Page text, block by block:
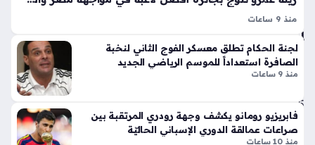
ق
أيق
ونت
ها
دي
دة
ذا
ته
داخ
ل
النا
دي
5
منذ 9 ساعات
اليد للناشئات في رومانيا، حيث سطع نجمها بوضوح بعد تسجيلها
ثمانية أهداف حاسمة، مما قاد المنتخب لتحقيق انتصار تاريخي…
لجنة الحكام تطلق معسكر الفوج الثاني لنخبة
الصافرة استعداداً للموسم الرياضي الجديد
منذ 9 ساعات
فابريزيو رومانو يكشف وجهة رودري المرتقبة بين
صراعات عمالقة الدوري الإسباني الحاليّة
منذ 10 ساعات